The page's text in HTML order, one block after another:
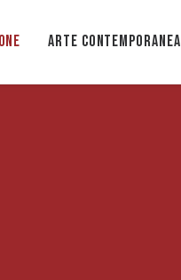
Arte Contemporanea